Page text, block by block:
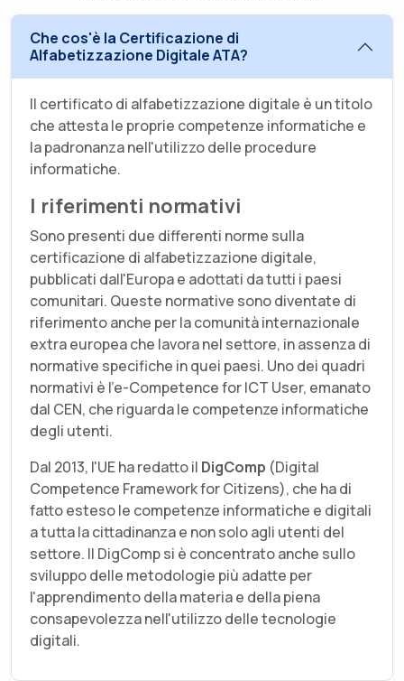
Che cos'è la Certificazione di
Alfabetizzazione Digitale ATA?
Il certificato di alfabetizzazione digitale è un titolo
che attesta le proprie competenze informatiche e
la padronanza nell'utilizzo delle procedure
informatiche.
I riferimenti normativi
Sono presenti due differenti norme sulla
certificazione di alfabetizzazione digitale,
pubblicati dall'Europa e adottati da tutti i paesi
comunitari. Queste normative sono diventate di
riferimento anche per la comunità internazionale
extra europea che lavora nel settore, in assenza di
normative specifiche in quei paesi. Uno dei quadri
normativi è l'e-Competence for ICT User, emanato
dal CEN, che riguarda le competenze informatiche
degli utenti.
Dal 2013, l'UE ha redatto il DigComp (Digital
Competence Framework for Citizens), che ha di
fatto esteso le competenze informatiche e digitali
a tutta la cittadinanza e non solo agli utenti del
settore. Il DigComp si è concentrato anche sullo
sviluppo delle metodologie più adatte per
l'apprendimento della materia e della piena
consapevolezza nell'utilizzo delle tecnologie
digitali.